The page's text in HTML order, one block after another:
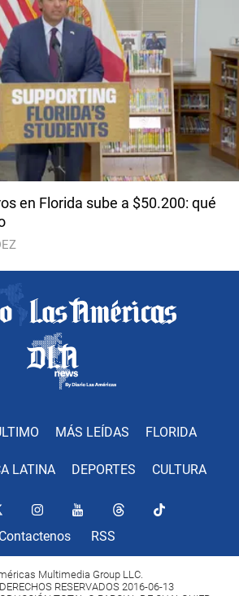
en Florida sube a $50.200: qué
MÁS LEÍDAS FLORIDA
LATINA DEPORTES CULTURA
Contactenos RSS
Multimedia Group LLC.
RESERVADOS 2016-06-13